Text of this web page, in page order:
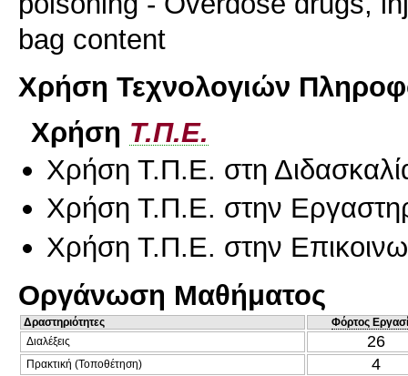
bag content
Χρήση Τεχνολογιών
Χρήση Τ.Π.Ε.
Χρήση Τ.Π.Ε. στη
Χρήση Τ.Π.Ε. στην
Χρήση Τ.Π.Ε. στην
Οργάνωση Μαθήματος
Δραστηριότητες
Φόρτος
Διαλέξεις
26
Πρακτική (Τοποθέτηση) 4